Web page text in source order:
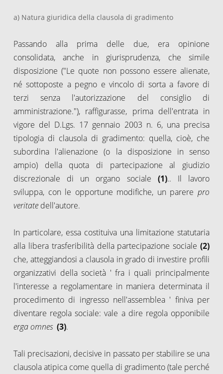
a) Natura giuridica della clausola di gradimento
Passando alla prima delle due, era opinione
consolidata, anche in giurisprudenza, che simile
disposizione ("Le quote non possono essere alienate,
né sottoposte a pegno e vincolo di sorta a favore di
terzi senza l'autorizzazione del consiglio di
amministrazione."), raffigurasse, prima dell'entrata in
vigore del D.Lgs. 17 gennaio 2003 n. 6, una precisa
tipologia di clausola di gradimento: quella, cioè, che
subordina l'alienazione (o la disposizione in senso
ampio) della quota di partecipazione al giudizio
discrezionale di un organo sociale (1).. Il lavoro
sviluppa, con le opportune modifiche, un parere pro
veritate dell'autore.
In particolare, essa costituiva una limitazione statutaria
alla libera trasferibilità della partecipazione sociale (2)
che, atteggiandosi a clausola in grado di investire profili
organizzativi della società ' fra i quali principalmente
l'interesse a regolamentare in maniera determinata il
procedimento di ingresso nell'assemblea ' finiva per
diventare regola sociale: vale a dire regola opponibile
erga omnes (3).
Tali precisazioni, decisive in passato per stabilire se una
clausola atipica come quella di gradimento (tale perché